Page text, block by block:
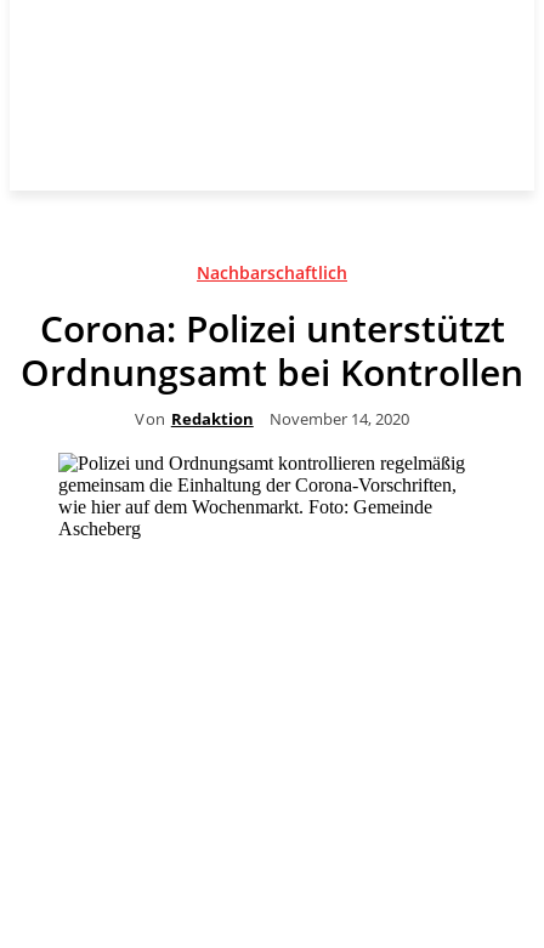
Nachbarschaftlich
Corona: Polizei unterstützt
Ordnungsamt bei Kontrollen
Von Redaktion November 14, 2020